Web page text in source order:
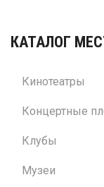
КАТАЛОГ
Кинотеатры
Концертные
Клубы
Музеи